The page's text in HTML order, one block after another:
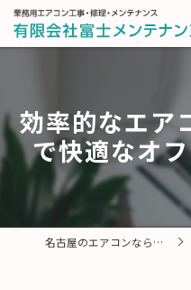
効率的なエア
で快適なオ
名古屋のエアコンなら有限会社富士メンテナンス